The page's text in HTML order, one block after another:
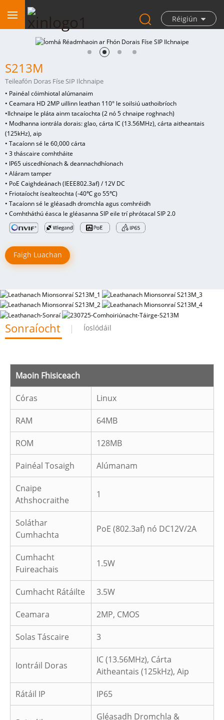
Réigiún
S213M
Teileafón Doras Físe SIP Ilchnaipe
• Painéal cóimhiotal alúmanaim
• Ceamara HD 2MP uillinn leathan 110° le soilsiú uathoibríoch
•Ilchnaipe le pláta ainm tacaíochta (2 nó 5 chnaipe roghnach)
• Modhanna iontrála dorais: glao, cárta IC (13.56MHz), cárta aitheantais
(125kHz), aip
• Tacaíonn sé le 60,000 cárta
• 3 tháscaire comhtháite
• IP65 uiscedhíonach & deannachdhíonach
• Aláram tamper
• PoE Caighdeánach (IEEE802.3af) / 12V DC
• Friotaíocht ísealteochta (-40℃ go 55℃)
• Tacaíonn sé le gléasadh dromchla agus comhréidh
• Comhtháthú éasca le gléasanna SIP eile trí phrótacal SIP 2.0
Faigh Luachan
Sonraíocht Íoslódáil
Maoin Fhisiceach
Córas Linux
RAM 64MB
ROM 128MB
Painéal Tosaigh Alúmanam
Cnaipe
Athshocraithe
1
Soláthar
Cumhachta
PoE (802.3af) nó DC12V/2A
Cumhacht
Fuireachais
1.5W
Cumhacht Rátáilte 3.5W
Ceamara 2MP, CMOS
Solas Táscaire 3
Iontráil Doras
IC (13.56MHz), Cárta
Aitheantais (125kHz), Aip
Rátáil IP IP65
Gléasadh Dromchla &